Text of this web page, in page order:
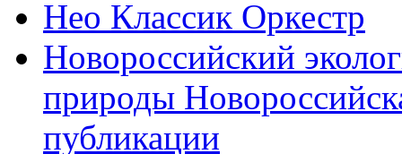
Нео Классик Оркестр
Новороссийский
природы
публикации